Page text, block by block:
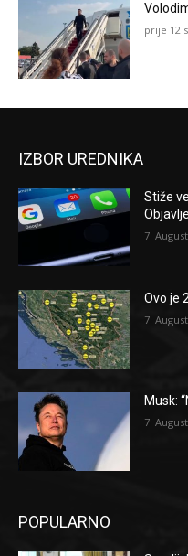
prije 12
IZBOR UREDNIKA
Stiže
7.
Ovo je
7.
Musk:
7.
POPULARNO